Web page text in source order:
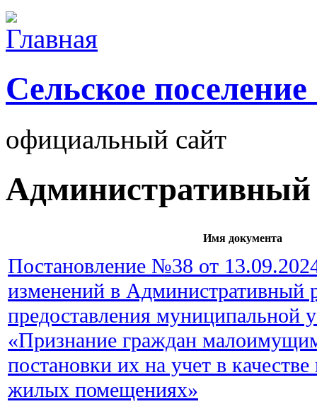
Cельское
официальный сайт
Административный
Имя документа
Постановление №38 от
изменений в Административный
предоставления муниципальной
«Признание граждан
постановки их на учет в
жилых помещениях»